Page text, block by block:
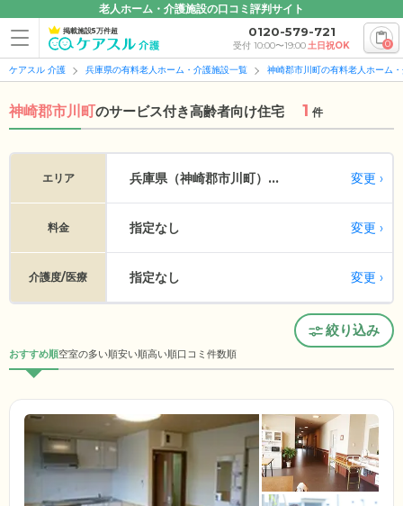
老人ホーム・介護施設の口コミ評判サイト
掲載施設5万件超 0120-579-721
受付 10:00〜19:00土日祝OK 0
ケアスル 介護 兵庫県の有料老人ホーム・介護施設一覧 神崎郡市川町の有料老人ホーム
神崎郡市川町のサービス付き高齢者向け住宅 1 件
エリア 兵庫県（神崎郡市川町）... 変更
料金 指定なし 変更
介護度/医療 指定なし 変更
絞り込み
おすすめ順空室の多い順安い順高い順口コミ件数順